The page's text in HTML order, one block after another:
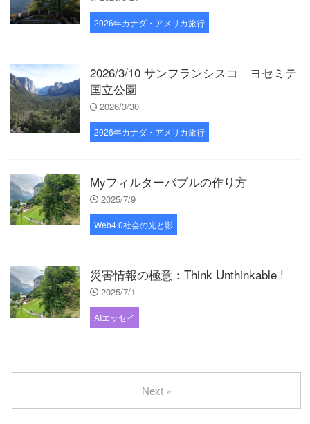
2026年カナダ・アメリカ旅行
2026/3/10 サンフランシスコ ヨセミテ
国立公園
2026/3/30
2026年カナダ・アメリカ旅行
Myフィルターバブルの作り方
2025/7/9
Web4.0社会の光と影
災害情報の極意：Think Unthinkable !
2025/7/1
AIエッセイ
Next »